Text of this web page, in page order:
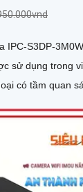
IPC-S3DP-
sử dụng trong